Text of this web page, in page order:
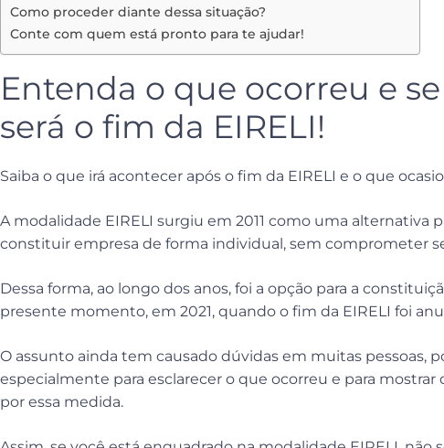
Como proceder diante dessa situação?
Conte com quem está pronto para te ajudar!
Entenda o que ocorreu e
será o fim da EIRELI!
Saiba o que irá acontecer após o fim da EIRELI e o que
A modalidade EIRELI surgiu em 2011 como uma alternativa
constituir empresa de forma individual, sem comprometer
Dessa forma, ao longo dos anos, foi a opção para a
presente momento, em 2021, quando o fim da EIRELI foi
O assunto ainda tem causado dúvidas em muitas pessoas,
especialmente para esclarecer o que ocorreu e para mostrar
por essa medida.